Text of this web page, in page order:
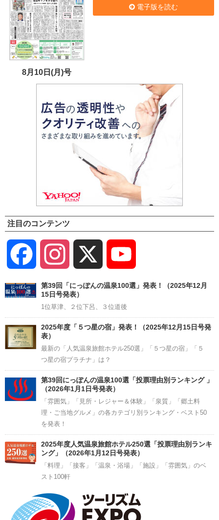
8月10日(月)号
電子版を読む
注目のコンテンツ
Facebook Instagram
Channel
第39回「にっぽんの温泉100選」発表！（2025年12月
15日号発表）
1位草津、２位下呂、３位道後
2025年度「５つ星の宿」発表！（2025年12月15日号発
表）
最新の「人気温泉旅館ホテル250選」「５つ星の宿」「５
つ星の宿プラチナ」は？
第39回にっぽんの温泉100選「投票理由別ランキング 」
（2026年1月1日号発表）
「雰囲気」「見所・レジャー＆体験」「泉質」「郷土料
理・ご当地グルメ」の各カテゴリ別ランキング・ベスト50
を発表！
2025年度人気温泉旅館ホテル250選「投票理由別ランキ
ング」（2026年1月12日号発表）
「料理」「接客」「温泉・浴場」「施設」「雰囲気」のベ
スト100軒